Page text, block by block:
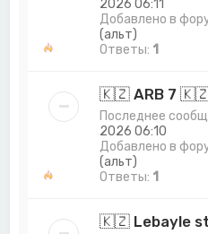
2026 06:11
Добавлено в
(альт)
Ответы: 1
🇰🇿 ARB 7
Последнее
2026 06:10
Добавлено в
(альт)
Ответы: 1
🇰🇿 Lebayle